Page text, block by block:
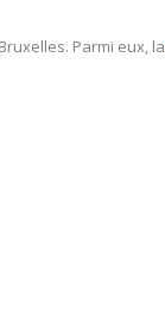
Parmi eux, la